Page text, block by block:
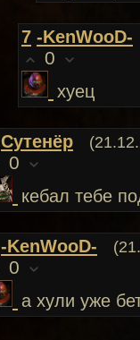
7 -KenWooD-
0
хуец
Сутенёр
0
кебал тебе
-KenWooD-
0
а хули уже